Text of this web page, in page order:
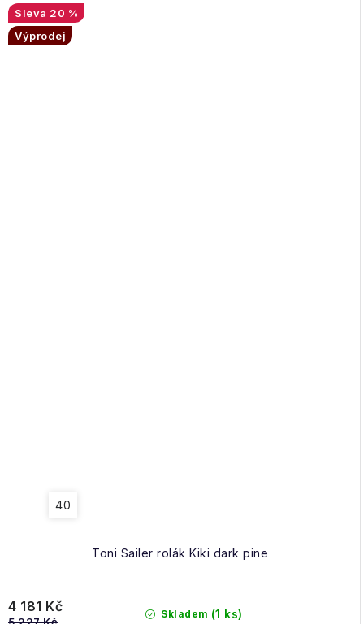
Toni Sailer rolák Kiki dark pine
20 %
Výprodej
40
Skladem (1 ks)
4 181 Kč
5 227 Kč